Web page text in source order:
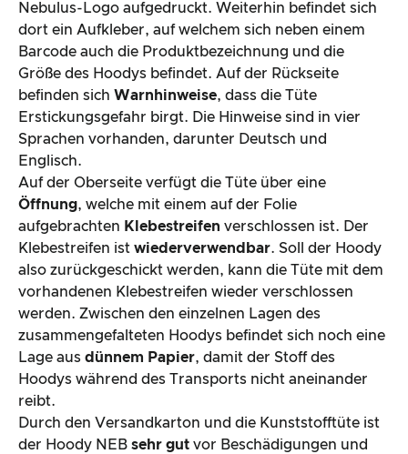
Nebulus-Logo aufgedruckt. Weiterhin befindet sich
dort ein Aufkleber, auf welchem sich neben einem
Barcode auch die Produktbezeichnung und die
Größe des Hoodys befindet. Auf der Rückseite
befinden sich Warnhinweise, dass die Tüte
Erstickungsgefahr birgt. Die Hinweise sind in vier
Sprachen vorhanden, darunter Deutsch und
Englisch.
Auf der Oberseite verfügt die Tüte über eine
Öffnung, welche mit einem auf der Folie
aufgebrachten Klebestreifen verschlossen ist. Der
Klebestreifen ist wiederverwendbar. Soll der Hoody
also zurückgeschickt werden, kann die Tüte mit dem
vorhandenen Klebestreifen wieder verschlossen
werden. Zwischen den einzelnen Lagen des
zusammengefalteten Hoodys befindet sich noch eine
Lage aus dünnem Papier, damit der Stoff des
Hoodys während des Transports nicht aneinander
reibt.
Durch den Versandkarton und die Kunststofftüte ist
der Hoody NEB sehr gut vor Beschädigungen und